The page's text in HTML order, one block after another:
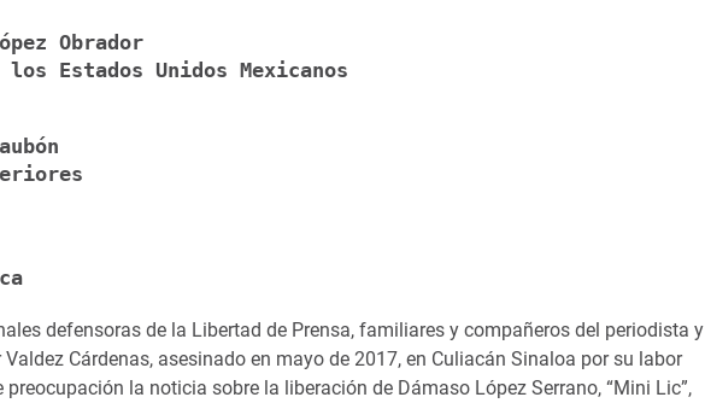
Obrador
Estados Unidos Mexicanos
defensoras de la Libertad de Prensa, familiares y compañeros del periodista y
Cárdenas, asesinado en mayo de 2017, en Culiacán Sinaloa por su labor
la noticia sobre la liberación de Dámaso López Serrano, “Mini Lic”,